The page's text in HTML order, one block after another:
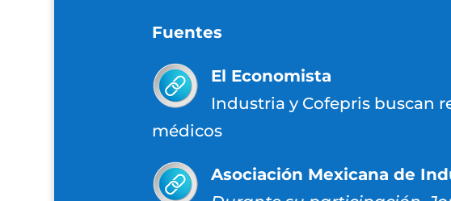
Fuentes
El Economista
Industria y Cofepris buscan
médicos
Asociación Mexicana de